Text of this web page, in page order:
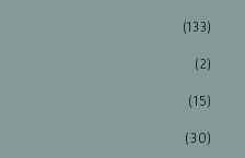
(133)
(2)
(15)
(30)